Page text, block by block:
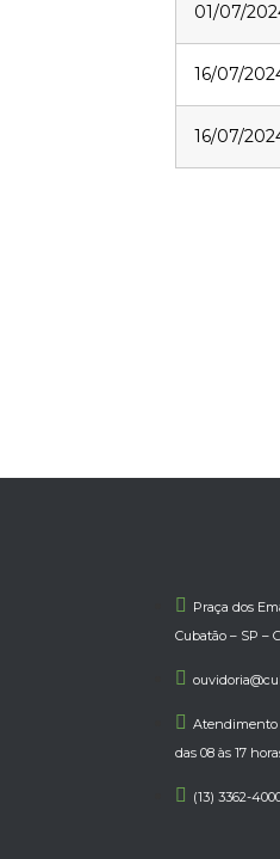
01/07/
16/07/
16/07/
Praça dos
Cubatão – SP –
Atendimento
das 08 às 17
(13) 3362-